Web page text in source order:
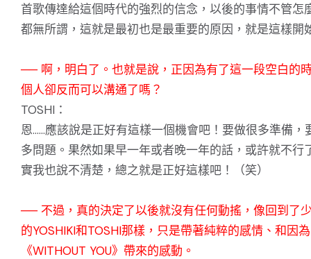
首歌傳達給這個時代的強烈的信念，以後的事情不管怎
都無所謂，這就是最初也是最重要的原因，就是這樣開
── 啊，明白了。也就是說，正因為有了這一段空白的
個人卻反而可以溝通了嗎？
TOSHI：
恩……應該說是正好有這樣一個機會吧！要做很多準備，
多問題。果然如果早一年或者晚一年的話，或許就不行
實我也說不清楚，總之就是正好這樣吧！（笑）
── 不過，真的決定了以後就沒有任何動搖，像回到了
的YOSHIKI和TOSHI那樣，只是帶著純粹的感情、和因為
《WITHOUT YOU》帶來的感動。